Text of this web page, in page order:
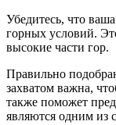
Убедитесь, что ваша
горных условий.
высокие части гор.
Правильно
захватом важна,
также поможет
являются одним из